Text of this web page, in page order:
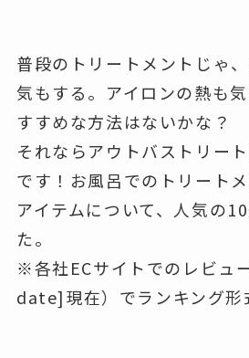
普段のトリートメントじゃ
気もする。アイロンの熱も
すすめな方法はないかな？
それならアウトバストリー
です！お風呂でのトリート
アイテムについて、人気の
た。
※各社ECサイトでのレビュ
date]現在）でランキング形